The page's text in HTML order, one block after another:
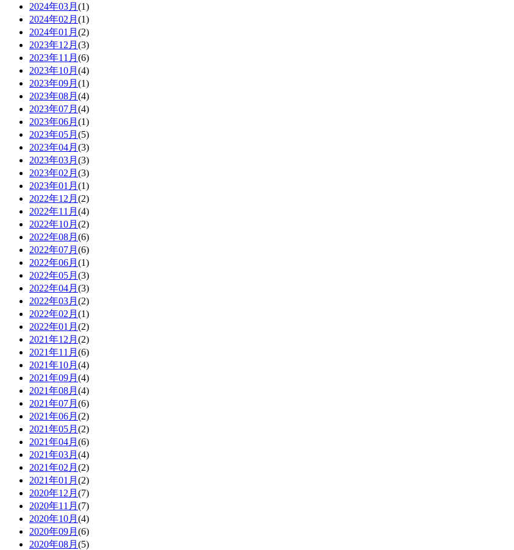
2024年03月 (1)
2024年02月 (1)
2024年01月 (2)
2023年12月 (3)
2023年11月 (6)
2023年10月 (4)
2023年09月 (1)
2023年08月 (4)
2023年07月 (4)
2023年06月 (1)
2023年05月 (5)
2023年04月 (3)
2023年03月 (3)
2023年02月 (3)
2023年01月 (1)
2022年12月 (2)
2022年11月 (4)
2022年10月 (2)
2022年08月 (6)
2022年07月 (6)
2022年06月 (1)
2022年05月 (3)
2022年04月 (3)
2022年03月 (2)
2022年02月 (1)
2022年01月 (2)
2021年12月 (2)
2021年11月 (6)
2021年10月 (4)
2021年09月 (4)
2021年08月 (4)
2021年07月 (6)
2021年06月 (2)
2021年05月 (2)
2021年04月 (6)
2021年03月 (4)
2021年02月 (2)
2021年01月 (2)
2020年12月 (7)
2020年11月 (7)
2020年10月 (4)
2020年09月 (6)
2020年08月 (5)